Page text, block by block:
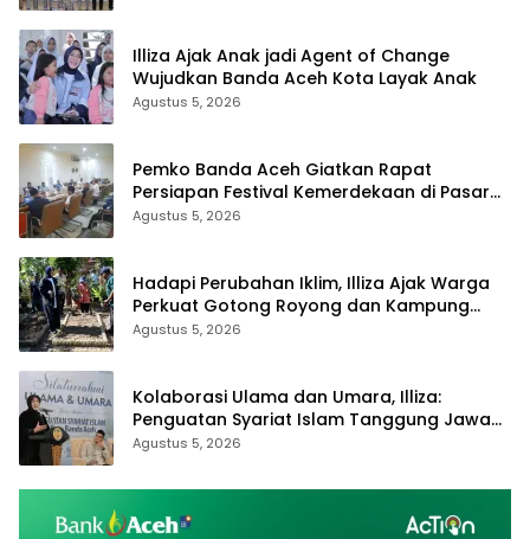
Illiza Ajak Anak jadi Agent of Change
Wujudkan Banda Aceh Kota Layak Anak
Agustus 5, 2026
Pemko Banda Aceh Giatkan Rapat
Persiapan Festival Kemerdekaan di Pasar
Atjeh
Agustus 5, 2026
Hadapi Perubahan Iklim, Illiza Ajak Warga
Perkuat Gotong Royong dan Kampung
Proklim
Agustus 5, 2026
Kolaborasi Ulama dan Umara, Illiza:
Penguatan Syariat Islam Tanggung Jawab
Bersama
Agustus 5, 2026